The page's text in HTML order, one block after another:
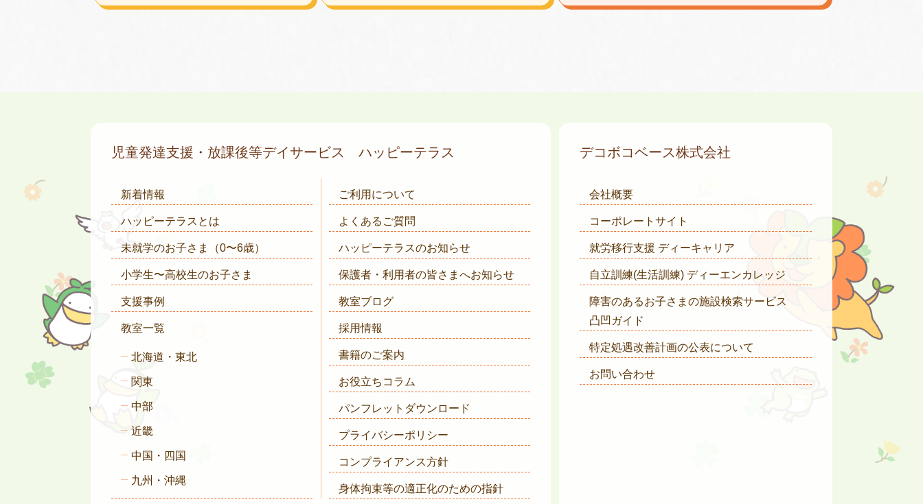
児童発達支援・放課後等デイサービス ハッピーテラス
新着情報
ハッピーテラスとは
未就学のお子さま （0〜6歳）
小学生〜高校生のお子さま
支援事例
教室一覧
北海道・東北
関東
中部
近畿
中国・四国
九州・沖縄
ご利用について
よくあるご質問
ハッピーテラスのお知らせ
保護者・利用者の皆さまへお知らせ
教室ブログ
採用情報
書籍のご案内
お役立ちコラム
パンフレットダウンロード
プライバシーポリシー
コンプライアンス方針
身体拘束等の適正化のための指針
デコボコベース株式会社
会社概要
コーポレートサイト
就労移行支援 ディーキャリア
自立訓練(生活訓練) ディーエンカレッジ
障害のあるお子さまの施設検索サービス
凸凹ガイド
特定処遇改善計画の公表について
お問い合わせ